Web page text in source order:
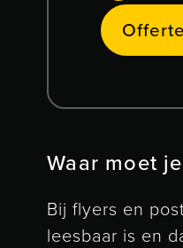
Offerte
Waar moet
Bij flyers en
leesbaar is en